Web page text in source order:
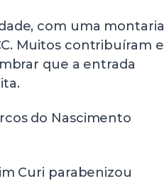
com uma montaria
Muitos contribuíram e
que a entrada
do Nascimento
Curi parabenizou